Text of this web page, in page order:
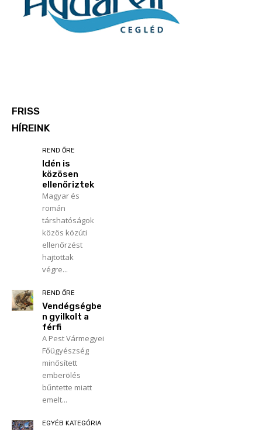
FRISS
HÍREINK
REND ŐRE
Idén is
közösen
ellenőriztek
Magyar és
román
társhatóságok
közös közúti
ellenőrzést
hajtottak
végre...
REND ŐRE
Vendégségbe
n gyilkolt a
férfi
A Pest Vármegyei
Főügyészség
minősített
emberölés
bűntette miatt
emelt...
EGYÉB KATEGÓRIA